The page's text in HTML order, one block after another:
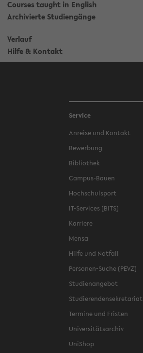
Courses taught in English
Archivierte Studiengänge
Verlauf
Hilfe & Kontakt
Service
Anreise und Kontakt
Bewerbung
Bibliothek
Campus-Bauen
Hochschulsport
IT-Services (BITS)
Karriere
Mensa
Hilfe und Notfall
Personen-Suche (PEVZ)
Studienangebot
Studierendensekretariat
Termine und Fristen
Universitätsarchiv
UniShop